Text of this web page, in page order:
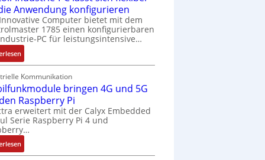
Anwendung konfigurieren
Computer bietet mit dem
1785 einen konfigurierbaren
PC für leistungsintensive…
:
1
9
-
Z
o
l
l
-
I
Kommunikation
bringen 4G und 5G
Raspberry Pi
erweitert mit der Calyx Embedded
Serie Raspberry Pi 4 und
:
M